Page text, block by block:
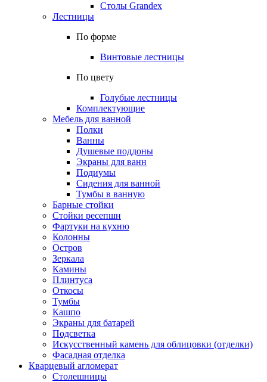
Столы Grandex
Лестницы
По форме
Винтовые лестницы
По цвету
Голубые лестницы
Комплектующие
Мебель для ванной
Полки
Ванны
Душевые поддоны
Экраны для ванн
Подиумы
Сидения для ванной
Тумбы в ванную
Барные стойки
Стойки ресепшн
Фартуки на кухню
Колонны
Остров
Зеркала
Камины
Плинтуса
Откосы
Тумбы
Кашпо
Экраны для батарей
Подсветка
Искусственный камень для облицовки (отделки)
Фасадная отделка
Кварцевый агломерат
Столешницы